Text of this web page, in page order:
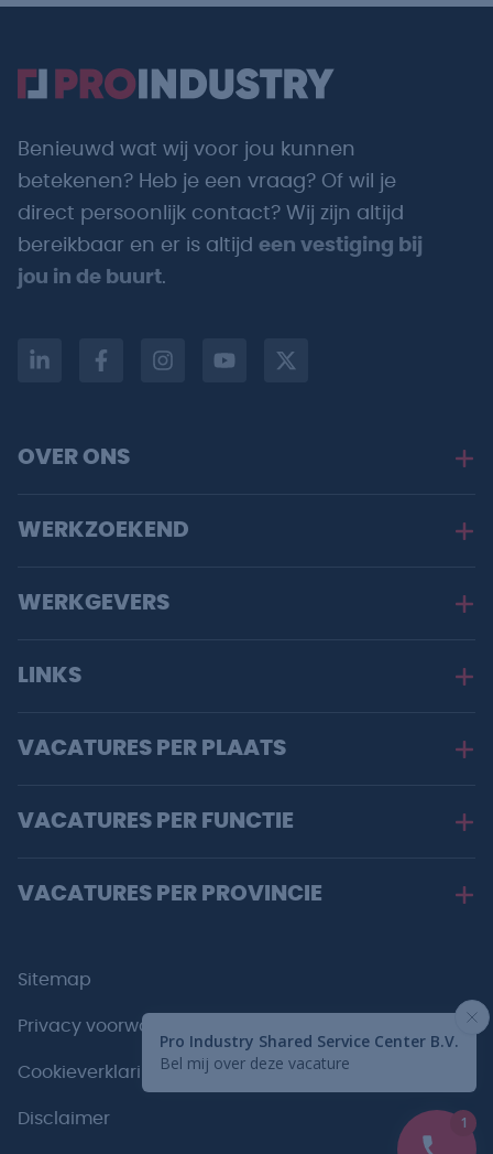
Benieuwd wat wij voor jou kunnen
betekenen? Heb je een vraag? Of wil je
direct persoonlijk contact? Wij zijn altijd
bereikbaar en er is altijd een vestiging bij
jou in de buurt.
OVER ONS
WERKZOEKEND
WERKGEVERS
LINKS
VACATURES PER PLAATS
VACATURES PER FUNCTIE
VACATURES PER PROVINCIE
Sitemap
Privacy voorwaarden
Cookieverklaring
Disclaimer